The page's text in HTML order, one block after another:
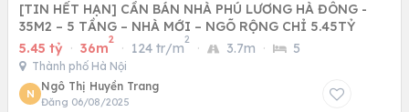
[TIN HẾT HẠN] CẦN BÁN NHÀ PHÚ LƯƠNG HÀ ĐÔNG -
35M2 – 5 TẦNG – NHÀ MỚI – NGÕ RỘNG CHỈ 5.45TỶ
5.45 tỷ · 36m
2
· 124 tr/m
2
· 3.7m · 5
Thành phố Hà Nội
N
Ngô Thị Huyền Trang
Đăng 06/08/2025